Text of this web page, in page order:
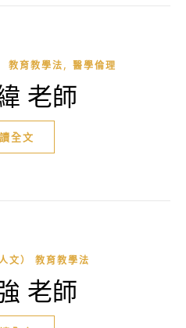
教育教學法, 醫學倫理
老師
全文
文） 教育教學法
老師